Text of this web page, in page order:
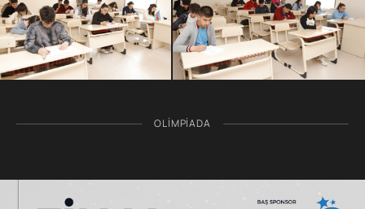
OLIMPIADA